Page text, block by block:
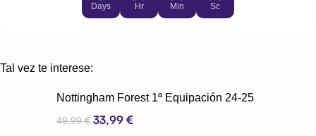
Days Hr Min Sc
Tal vez te interese:
Nottingham Forest 1ª Equipación 24-25
49,99€ 33,99 €